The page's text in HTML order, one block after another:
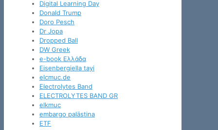
Digital Learning Day
Donald Trump
Doro Pesch
Dr Jopa
Dropped Ball
DW Greek
e-book Ελλάδα
Eisenbergiella tayi
elcmuc.de
Electrolytes Band
ELECTROLYTES BAND GR
elkmuc
embargo palästina
ETF